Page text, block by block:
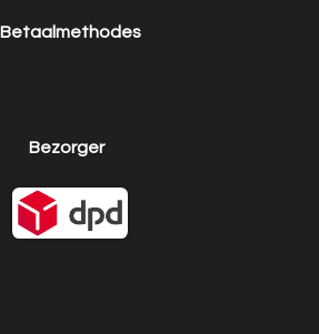
Betaalmethodes
Bezorger